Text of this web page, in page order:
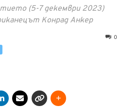
(5-7 декември 2023)
Конрад Анкер
0